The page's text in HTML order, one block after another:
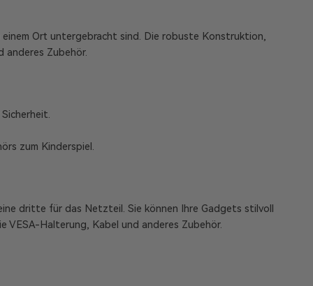
Ort untergebracht sind. Die robuste Konstruktion,
anderes Zubehör.
zum Kinderspiel.
dritte für das Netzteil. Sie können Ihre Gadgets stilvoll
VESA-Halterung, Kabel und anderes Zubehör.